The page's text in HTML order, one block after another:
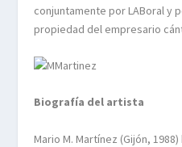
conjuntamente por LABoral y
propiedad del empresario
Biografía del artista
Mario M. Martínez (Gijón,